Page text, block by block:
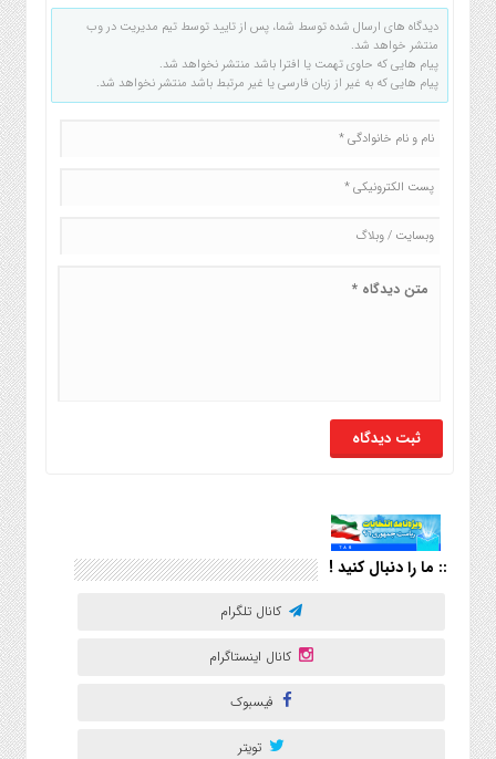
دیدگاه های ارسال شده توسط شما، پس از تایید توسط تیم مدیریت در وب
منتشر خواهد شد.
پیام هایی که حاوی تهمت یا افترا باشد منتشر نخواهد شد.
پیام هایی که به غیر از زبان فارسی یا غیر مرتبط باشد منتشر نخواهد شد.
:: ما را دنبال کنید !
کانال تلگرام
کانال اینستاگرام
فیسبوک
تویتر